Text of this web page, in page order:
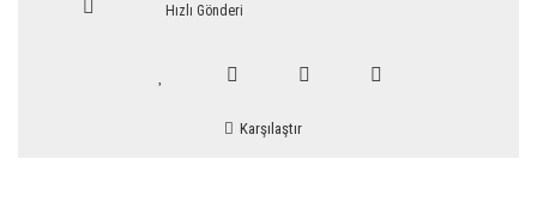
Hızlı Gönderi
Karşılaştır